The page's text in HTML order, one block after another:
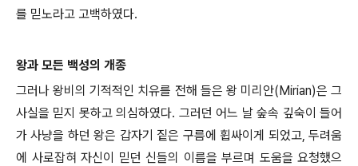
를 믿노라고 고백하였다.
왕과 모든 백성의 개종
그러나 왕비의 기적적인 치유를 전해 들은 왕 미리안(Mirian)은 그
사실을 믿지 못하고 의심하였다. 그러던 어느 날 숲속 깊숙이 들어
가 사냥을 하던 왕은 갑자기 짙은 구름에 휩싸이게 되었고, 두려움
에 사로잡혀 자신이 믿던 신들의 이름을 부르며 도움을 요청했으